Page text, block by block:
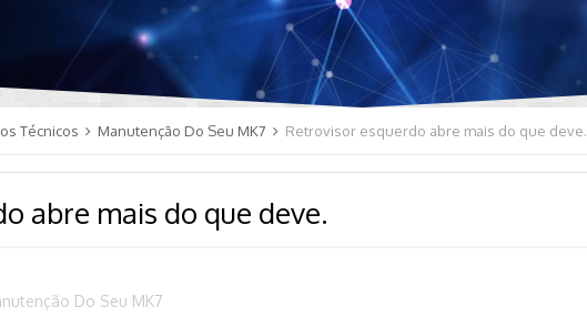
Técnicos Manutenção Do Seu MK7 Retrovisor esquerdo abre mais do que deve.
abre mais do que deve.
Do Seu MK7